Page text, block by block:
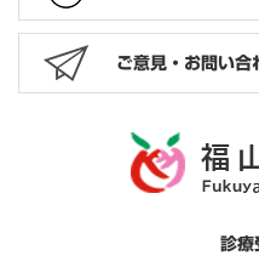
ご意見・お問い合
診療